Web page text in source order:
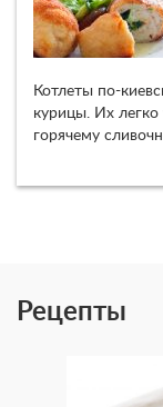
Котлеты по-
курицы. Их легко
горячему
Рецепты